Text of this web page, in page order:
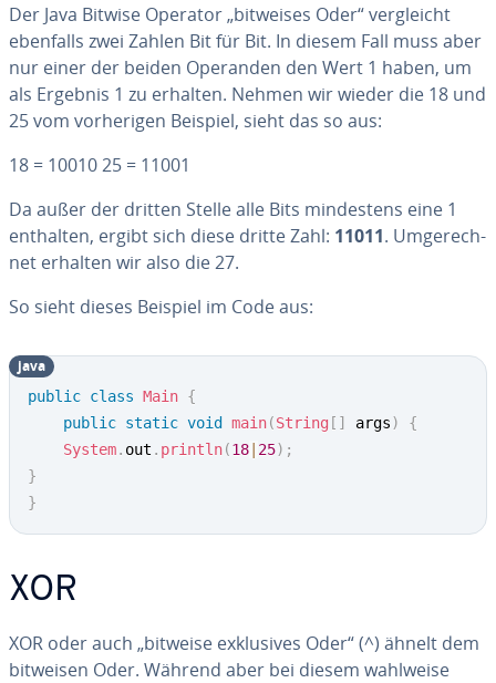
Der Java Bitwise Operator „bitweises Oder“ ver­gleicht
ebenfalls zwei Zahlen Bit für Bit. In diesem Fall muss aber
nur einer der beiden Operanden den Wert 1 haben, um
als Ergebnis 1 zu erhalten. Nehmen wir wieder die 18 und
25 vom vor­he­ri­gen Beispiel, sieht das so aus:
18 = 10010 25 = 11001
Da außer der dritten Stelle alle Bits min­des­tens eine 1
enthalten, ergibt sich diese dritte Zahl: 11011. Um­ge­rech­
net erhalten wir also die 27.
So sieht dieses Beispiel im Code aus:
public class Main {
public static void main(String [ ] args)
{
System. out . println(18 25) ;
}
}
java
XOR
XOR oder auch „bitweise ex­klu­si­ves Oder“ (^) ähnelt dem
bitweisen Oder. Während aber bei diesem wahlweise